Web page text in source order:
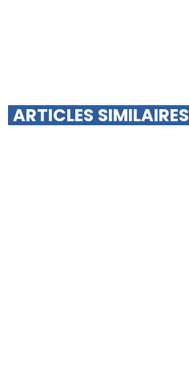
ARTICLES SIMILAIRES